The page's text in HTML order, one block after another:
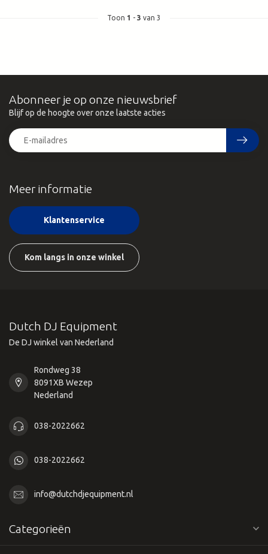
Toon 1 - 3 van 3
Meer informatie
Klantenservice
Kom langs in onze winkel
Abonneer je op onze nieuwsbrief
Blijf op de hoogte over onze laatste acties
Dutch DJ Equipment
De DJ winkel van Nederland
Rondweg 38
8091XB Wezep
Nederland
038-2022662
038-2022662
info@dutchdjequipment.nl
Categorieën